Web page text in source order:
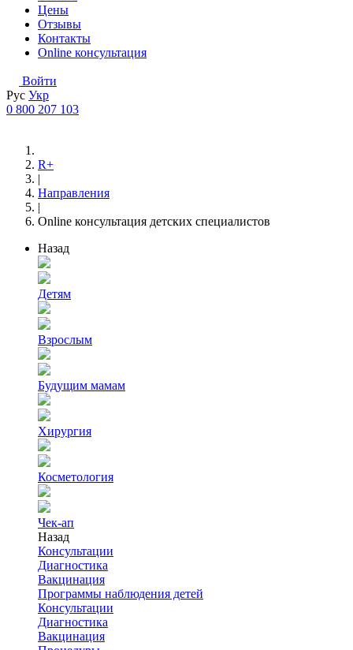
Цены
Отзывы
Контакты
Online консультация
Войти
Рус Укр
0 800 207 103
R+
|
Направления
|
Online консультация детских специалистов
Назад
Детям
Взрослым
Будущим мамам
Хирургия
Косметология
Чек-ап
Назад
Консультации
Диагностика
Вакцинация
Программы наблюдения детей
Консультации
Диагностика
Вакцинация